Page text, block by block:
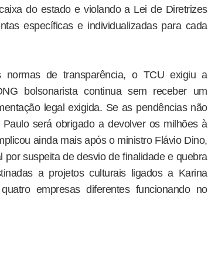
do estado e violando a Lei de Diretrizes
específicas e individualizadas para cada
normas de transparência, o TCU exigiu a
bolsonarista continua sem receber um
legal exigida. Se as pendências não
será obrigado a devolver os milhões à
ainda mais após o ministro Flávio Dino,
por suspeita de desvio de finalidade e quebra
a projetos culturais ligados a Karina
empresas diferentes funcionando no